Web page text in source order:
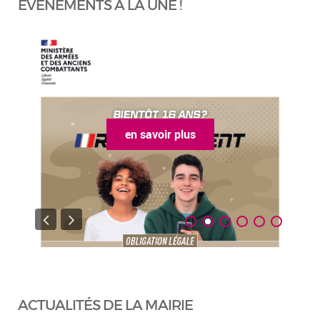
ÉVÈNEMENTS À LA UNE !
en savoir plus
ACTUALITÉS DE LA MAIRIE